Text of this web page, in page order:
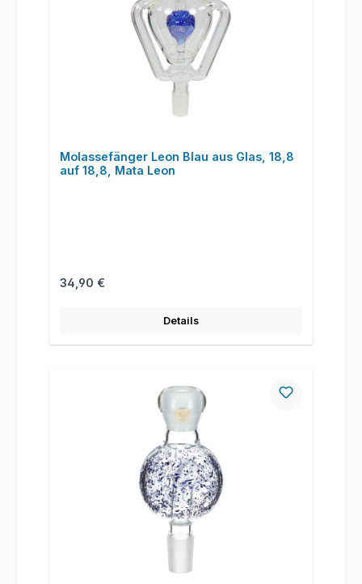
Molassefänger Leon Blau aus Glas, 18,8
auf 18,8, Mata Leon
Regulärer Preis:
34,90 €
Details